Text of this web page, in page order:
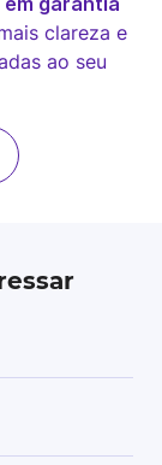
clareza e
ao seu